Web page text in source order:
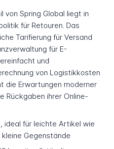
von Spring Global liegt in
für Retouren. Das
Tarifierung für Versand
für E-
und
von Logistikkosten
die Erwartungen moderner
Rückgaben ihrer Online-
ideal für leichte Artikel wie
Gegenstände